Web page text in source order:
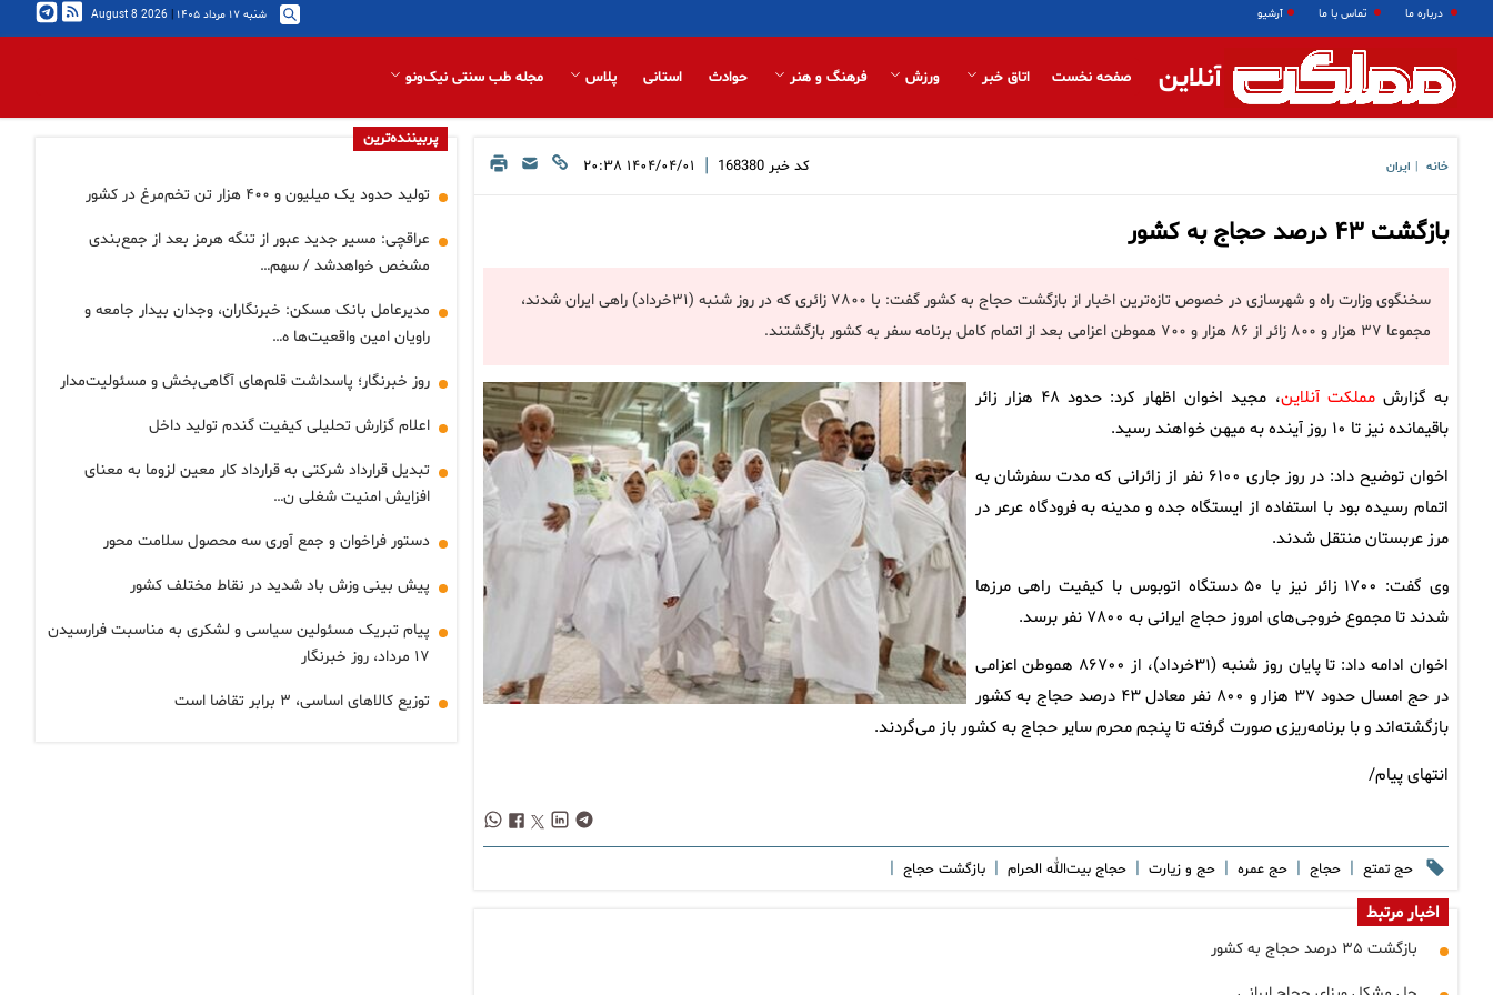
درباره ما تماس با ما آرشیو شنبه ۱۷ مرداد ۱۴۰۵ |
2026 August 8
آنلاین صفحه نخست اتاق خبر ورزش فرهنگ و هنر حوادث استانی پلاس مجله طب سنتی نیک‌ونو
خانه ایران کد خبر 168380
| ۱۴۰۴/۰۴/۰۱ ۲۰:۳۸
بازگشت ۴۳ درصد حجاج به کشور
سخنگوی وزارت راه و شهرسازی در خصوص تازه‌ترین اخبار از بازگشت حجاج به کشور گفت: با ۷۸۰۰ زائری که در روز شنبه (۳۱خرداد) راهی ایران شدند،
مجموعا ۳۷ هزار و ۸۰۰ زائر از ۸۶ هزار و ۷۰۰ هموطن اعزامی بعد از اتمام کامل برنامه سفر به کشور بازگشتند.
به گزارشمملکت آنلاین
، مجید اخوان اظهار کرد: حدود ۴۸ هزار زائر
باقیمانده نیز تا ۱۰ روز آینده به میهن خواهند رسید.
اخوان توضیح داد: در روز جاری ۶۱۰۰ نفر از زائرانی که مدت سفرشان به
اتمام رسیده بود با استفاده از ایستگاه جده و مدینه به فرودگاه عرعر در
مرز عربستان منتقل شدند.
وی گفت: ۱۷۰۰ زائر نیز با ۵۰ دستگاه اتوبوس با کیفیت راهی مرزها
شدند تا مجموع خروجی‌های امروز حجاج ایرانی به ۷۸۰۰ نفر برسد.
اخوان ادامه داد: تا پایان روز شنبه (۳۱خرداد)، از ۸۶۷۰۰ هموطن اعزامی
در حج امسال حدود ۳۷ هزار و ۸۰۰ نفر معادل ۴۳ درصد حجاج به کشور
بازگشته‌اند و با برنامه‌ریزی صورت گرفته تا پنجم محرم سایر حجاج به کشور باز می‌گردند.
انتهای پیام/
حج تمتع | حجاج | حج عمره | حج و زیارت | حجاج بیت‌الله الحرام | بازگشت حجاج |
اخبار مرتبط
بازگشت ۳۵ درصد حجاج به کشور
پربیننده‌ترین
تولید حدود یک میلیون و ۴۰۰ هزار تن تخم‌مرغ در کشور
عراقچی: مسیر جدید عبور از تنگه هرمز بعد از جمع‌بندی
مشخص خواهدشد / سهم…
مدیرعامل بانک مسکن: خبرنگاران، وجدان بیدار جامعه و
راویان امین واقعیت‌ها ه…
روز خبرنگار؛ پاسداشت قلم‌های آگاهی‌بخش و مسئولیت‌مدار
اعلام گزارش تحلیلی کیفیت گندم تولید داخل
تبدیل قرارداد شرکتی به قرارداد کار معین لزوما به معنای
افزایش امنیت شغلی ن…
دستور فراخوان و جمع آوری سه محصول سلامت محور
پیش بینی وزش باد شدید در نقاط مختلف کشور
پیام تبریک مسئولین سیاسی و لشکری به مناسبت فرارسیدن
۱۷ مرداد، روز خبرنگار
توزیع کالاهای اساسی، ۳ برابر تقاضا است